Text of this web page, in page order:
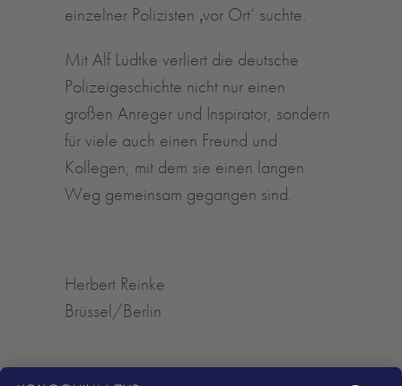
einzelner Polizisten ‚vor Ort‘ suchte.
Mit Alf Lüdtke verliert die deutsche
Polizeigeschichte nicht nur einen
großen Anreger und Inspirator, sondern
für viele auch einen Freund und
Kollegen, mit dem sie einen langen
Weg gemeinsam gegangen sind.
Herbert Reinke
Brüssel/Berlin